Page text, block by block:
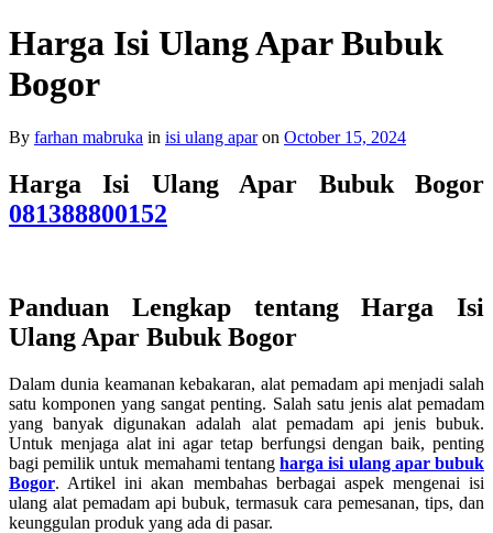
Harga Isi Ulang Apar Bubuk
Bogor
By farhan mabruka in isi ulang aparon October 15, 2024
Harga Isi Ulang Apar Bubuk Bogor
081388800152
Panduan Lengkap tentang Harga Isi
Ulang Apar Bubuk Bogor
Dalam dunia keamanan kebakaran, alat pemadam api menjadi salah
satu komponen yang sangat penting. Salah satu jenis alat pemadam
yang banyak digunakan adalah alat pemadam api jenis bubuk.
Untuk menjaga alat ini agar tetap berfungsi dengan baik, penting
bagi pemilik untuk memahami tentangharga isi ulang apar bubuk
Bogor. Artikel ini akan membahas berbagai aspek mengenai isi
ulang alat pemadam api bubuk, termasuk cara pemesanan, tips, dan
keunggulan produk yang ada di pasar.